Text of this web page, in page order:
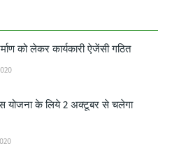
को लेकर कार्यकारी ऐजेंसी गठित
योजना के लिये 2 अक्टूबर से चलेगा